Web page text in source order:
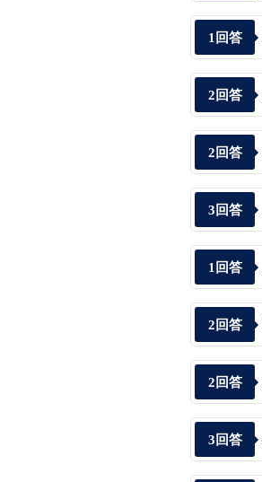
1 回答
2 回答
2 回答
3 回答
1 回答
2 回答
2 回答
3 回答